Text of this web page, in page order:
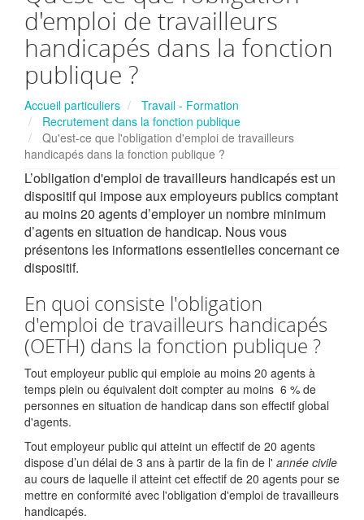
d'emploi de travailleurs
handicapés dans la fonction
publique ?
Accueil particuliers
Travail - Formation
Recrutement dans la fonction publique
Qu'est-ce que l'obligation d'emploi de travailleurs
handicapés dans la fonction publique ?
L’obligation d'emploi de travailleurs handicapés est un
dispositif qui impose aux employeurs publics comptant
au moins 20 agents d’employer un nombre minimum
d’agents en situation de handicap. Nous vous
présentons les informations essentielles concernant ce
dispositif.
En quoi consiste l'obligation
d'emploi de travailleurs handicapés
(OETH) dans la fonction publique ?
Tout employeur public qui emploie au moins 20 agents à
temps plein ou équivalent doit compter au moins 6 % de
personnes en situation de handicap dans son effectif global
d'agents.
Tout employeur public qui atteint un effectif de 20 agents
dispose d’un délai de 3 ans à partir de la fin de l' année civile
au cours de laquelle il atteint cet effectif de 20 agents pour se
mettre en conformité avec l'obligation d'emploi de travailleurs
handicapés.